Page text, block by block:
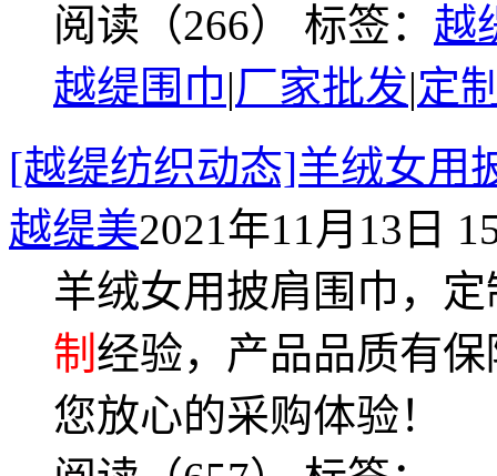
阅读（266） 标签： 越
越缇围巾|厂家批发|定
[越缇纺织动态]羊绒女
越缇美2021年11月13日
羊绒女用披肩围巾，
制 经验，产品品质有
您放心的采购体验！